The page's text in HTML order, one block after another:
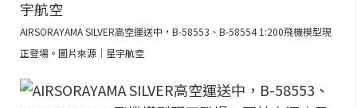
AIRSORAYAMA SILVER高空運送中，B-58553、B-58554 1:200飛機模型現
正登場。圖片來源｜星宇航空